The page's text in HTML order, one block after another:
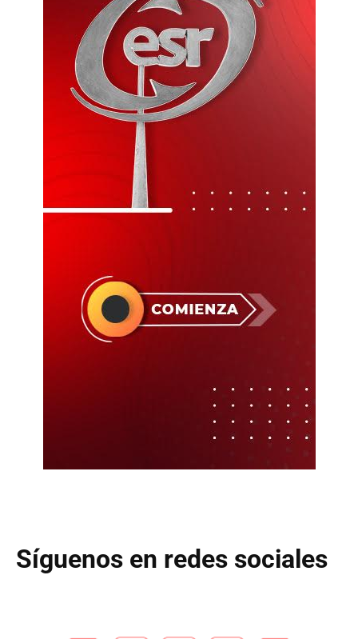
Síguenos en redes sociales